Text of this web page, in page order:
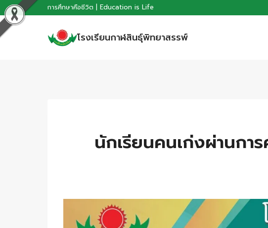
Skip
to
content
การศึกษาคือชีวิต | Education is Life
โรงเรียนกาฬสินธุ์พิทยาสรรพ์
นักเรียนคนเก่งผ่านก